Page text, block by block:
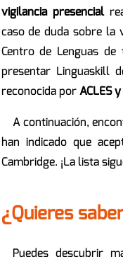
vigilancia presencial
caso de duda sobre la
Centro de Lenguas
presentar Linguaskill
reconocida porACLES y
A continuación,
han indicado que
Cambridge. ¡La lista
¿Quieres
Puedes descubrir